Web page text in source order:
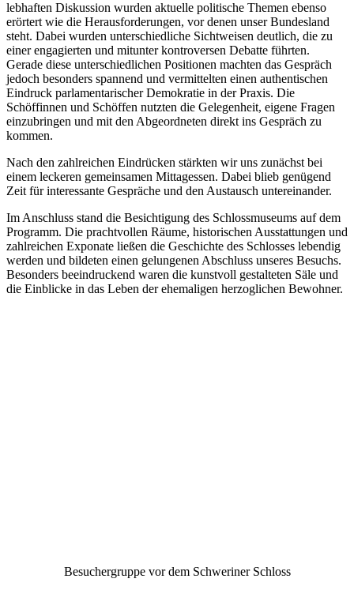
lebhaften Diskussion wurden aktuelle politische Themen ebenso
erörtert wie die Herausforderungen, vor denen unser Bundesland
steht. Dabei wurden unterschiedliche Sichtweisen deutlich, die zu
einer engagierten und mitunter kontroversen Debatte führten.
Gerade diese unterschiedlichen Positionen machten das Gespräch
jedoch besonders spannend und vermittelten einen authentischen
Eindruck parlamentarischer Demokratie in der Praxis. Die
Schöffinnen und Schöffen nutzten die Gelegenheit, eigene Fragen
einzubringen und mit den Abgeordneten direkt ins Gespräch zu
kommen.
Nach den zahlreichen Eindrücken stärkten wir uns zunächst bei
einem leckeren gemeinsamen Mittagessen. Dabei blieb genügend
Zeit für interessante Gespräche und den Austausch untereinander.
Im Anschluss stand die Besichtigung des Schlossmuseums auf dem
Programm. Die prachtvollen Räume, historischen Ausstattungen und
zahlreichen Exponate ließen die Geschichte des Schlosses lebendig
werden und bildeten einen gelungenen Abschluss unseres Besuchs.
Besonders beeindruckend waren die kunstvoll gestalteten Säle und
die Einblicke in das Leben der ehemaligen herzoglichen Bewohner.
Besuchergruppe vor dem Schweriner Schloss